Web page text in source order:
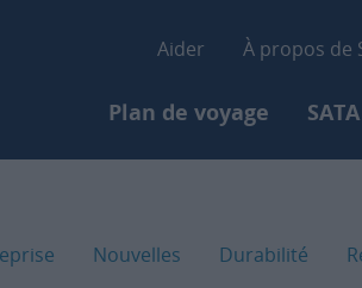
principal
Secondary-
Aider À propos de
Primary-menu
Plan de voyage
Nouvelles Durabilité